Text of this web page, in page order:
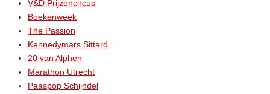
V&D Prijzencircus
Boekenweek
The Passion
Kennedymars Sittard
20 van Alphen
Marathon Utrecht
Paaspop Schijndel